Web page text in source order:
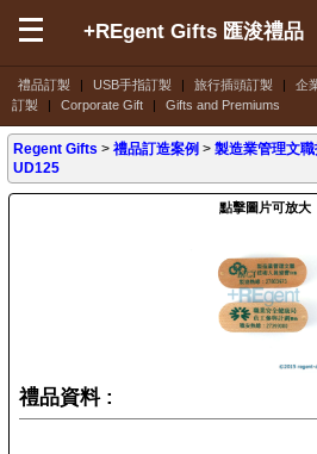
禮品訂製 | USB手指訂製 | 旅行插頭訂製 | 企
訂製
| Corporate Gift | Gifts and Premiums
+REgent Gifts 匯浚禮品
Regent Gifts >禮品訂造案例 >製造業管理文
UD125
點擊圖片可放大
禮品資料 :